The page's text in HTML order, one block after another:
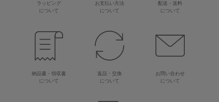
ラッピング
について
お支払い方法
について
配送・送料
について
納品書・領収書
について
返品・交換
について
お問い合わせ
について